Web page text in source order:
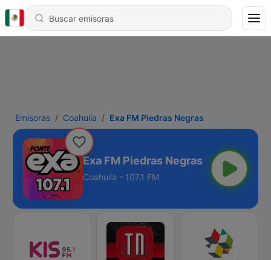
Emisoras Coahuila Exa FM Piedras Negras
Exa FM Piedras Negras
Coahuila - 107.1 FM